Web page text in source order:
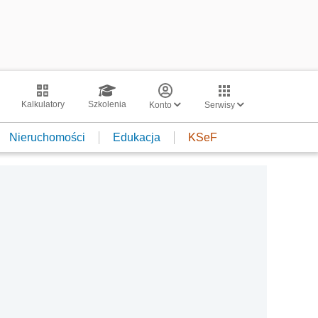
Kalkulatory Szkolenia Konto Serwisy
Nieruchomości Edukacja KSeF